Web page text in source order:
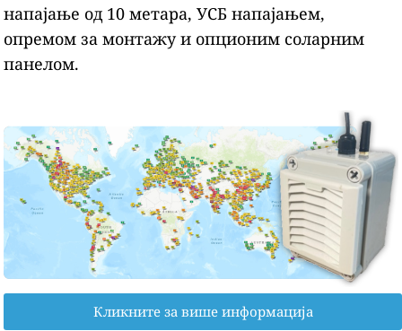
напајање од 10 метара, УСБ напајањем,
опремом за монтажу и опционим соларним
панелом.
Кликните за више информација